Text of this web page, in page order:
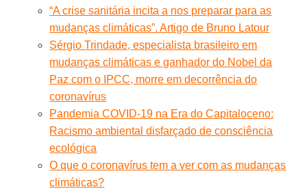
“A crise sanitária incita a nos preparar para as
mudanças climáticas”. Artigo de Bruno Latour
Sérgio Trindade, especialista brasileiro em
mudanças climáticas e ganhador do Nobel da
Paz com o IPCC, morre em decorrência do
coronavírus
Pandemia COVID-19 na Era do Capitaloceno:
Racismo ambiental disfarçado de consciência
ecológica
O que o coronavírus tem a ver com as mudanças
climáticas?